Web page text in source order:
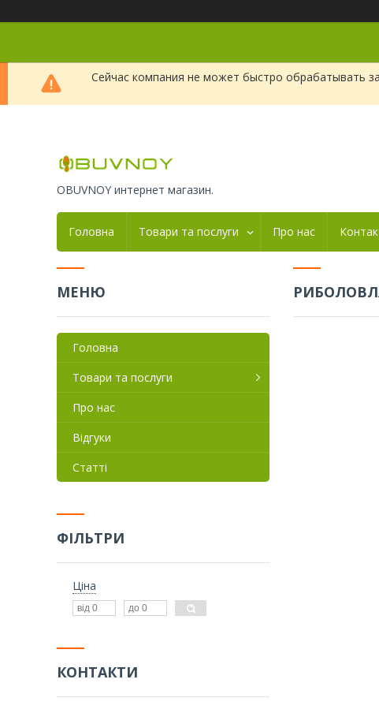
Сейчас компания не может быстро обрабатывать
OBUVNOY интернет магазин.
Головна Товари та послуги Про нас
Головна
Товари та послуги
Про нас
Відгуки
Статті
ФІЛЬТРИ
Ціна
КОНТАКТИ